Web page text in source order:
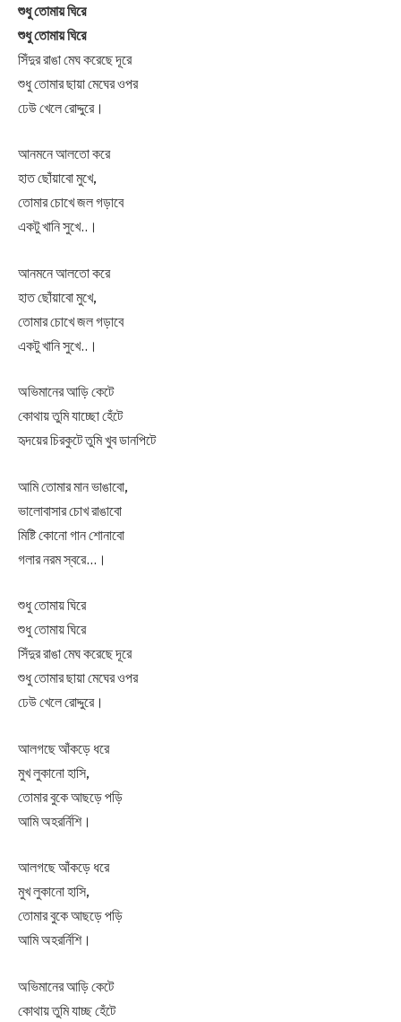
শুধু তোমায় ঘিরে
শুধু তোমায় ঘিরে
সিঁদুর রাঙা মেঘ করেছে দূরে
শুধু তোমার ছায়া মেঘের ওপর
ঢেউ খেলে রোদ্দুরে।
আনমনে আলতো করে
হাত ছোঁয়াবো মুখে,
তোমার চোখে জল গড়াবে
একটু খানি সুখে..।
আনমনে আলতো করে
হাত ছোঁয়াবো মুখে,
তোমার চোখে জল গড়াবে
একটু খানি সুখে..।
অভিমানের আড়ি কেটে
কোথায় তুমি যাচ্ছো হেঁটে
হৃদয়ের চিরকুটে তুমি খুব ডানপিটে
আমি তোমার মান ভাঙাবো,
ভালোবাসার চোখ রাঙাবো
মিষ্টি কোনো গান শোনাবো
গলার নরম স্বরে…।
শুধু তোমায় ঘিরে
শুধু তোমায় ঘিরে
সিঁদুর রাঙা মেঘ করেছে দূরে
শুধু তোমার ছায়া মেঘের ওপর
ঢেউ খেলে রোদ্দুরে।
আলগছে আঁকড়ে ধরে
মুখ লুকানো হাসি,
তোমার বুকে আছড়ে পড়ি
আমি অহরর্নিশি।
আলগছে আঁকড়ে ধরে
মুখ লুকানো হাসি,
তোমার বুকে আছড়ে পড়ি
আমি অহরর্নিশি।
অভিমানের আড়ি কেটে
কোথায় তুমি যাচ্ছ হেঁটে